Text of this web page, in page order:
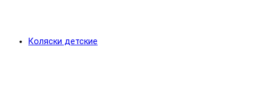
Коляски детские